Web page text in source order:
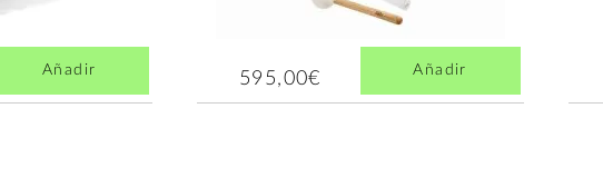
Añadir 595,00€ Añadir